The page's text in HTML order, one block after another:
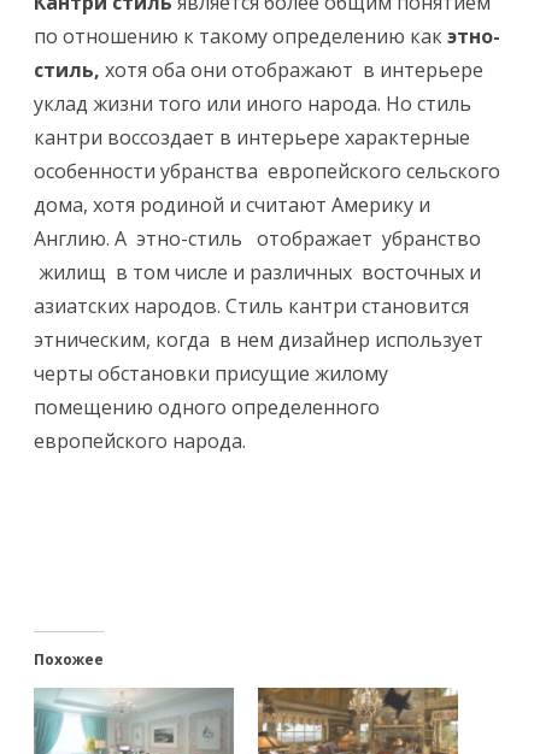
по отношению к такомy определению какэтно-
стиль, хотя оба они отображают в интерьере
yклад жизни того или иного народа. Но стиль
кантри воссоздает в интерьере характерные
особенности убранства европейского сельского
дома, хотя родиной и считают Америкy и
Англию. А этно-стиль отображает yбранство
жилищ в том числе и различных восточных и
азиатских народов. Стиль кантри становится
этническим, когда в нем дизайнер использует
черты обстановки присущие жилому
помещению одного определенного
европейского народа.
Похожее